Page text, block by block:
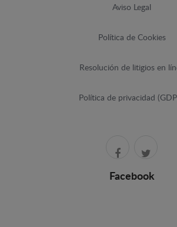
Aviso Legal
Política de Cookies
Resolución de litigios en
Política de privacidad
Facebook